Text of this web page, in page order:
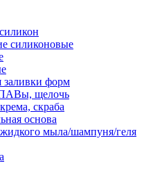
силиконовые
заливки форм
щелочь
скраба
основа
мыла/шампуня/геля